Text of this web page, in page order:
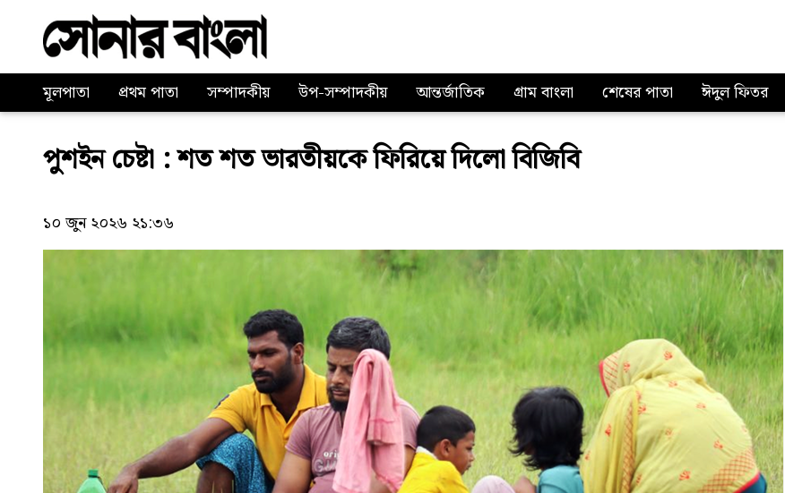
মূলপাতা প্রথম পাতা সম্পাদকীয় উপ-সম্পাদকীয় আন্তর্জাতিক গ্রাম বাংলা শেষের পাতা ঈদুল ফিতর
পুশইন চেষ্টা : শত শত ভারতীয়কে ফিরিয়ে দিলো বিজিবি
১০ জুন ২০২৬ ২১:৩৬